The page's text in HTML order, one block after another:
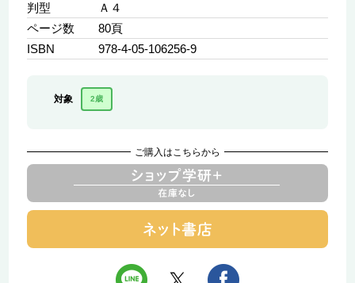
判型
Ａ４
ページ数
80頁
ISBN
978-4-05-106256-9
対象 2歳
ご購入はこちらから